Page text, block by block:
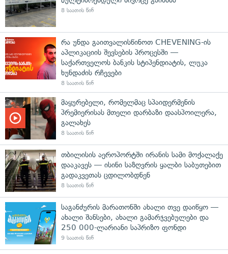
8 საათის წინ
რა უნდა გაითვალისწინოთ CHEVENING-ის
აპლიკაციის შევსების პროცესში —
საქართველოს ბანკის სტიპენდიატის, ლუკა
ხუნდაძის რჩევები
8 საათის წინ
მაყურებელი, რომელმაც სპაიდერმენის
პრემიერისას მთელი დარბაზი დაასპოილერა,
გალახეს
8 საათის წინ
თბილისის აეროპორტში ირანის სამი მოქალაქე
დააკავეს — ისინი საზღვრის ყალბი საბუთებით
გადაკვეთას ცდილობდნენ
8 საათის წინ
საგანძურის მარათონში ახალი თვე დაიწყო —
ახალი შანსები, ახალი გამარჯვებულები და
250 000-ლარიანი საპრიზო ფონდი
9 საათის წინ